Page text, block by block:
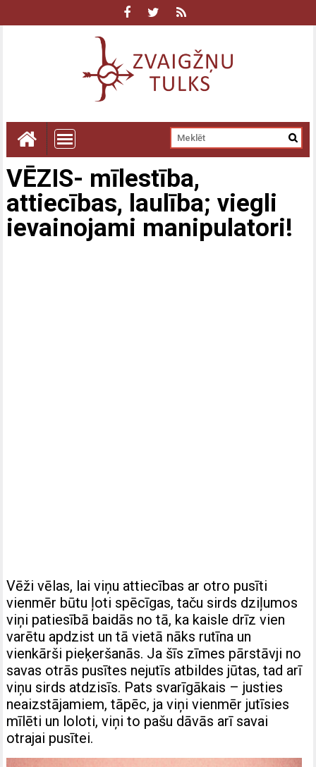
VĒZIS- mīlestība,
attiecības, laulība; viegli
ievainojami manipulatori!
Vēži vēlas, lai viņu attiecības ar otro pusīti
vienmēr būtu ļoti spēcīgas, taču sirds dziļumos
viņi patiesībā baidās no tā, ka kaisle drīz vien
varētu apdzist un tā vietā nāks rutīna un
vienkārši pieķeršanās. Ja šīs zīmes pārstāvji no
savas otrās pusītes nejutīs atbildes jūtas, tad arī
viņu sirds atdzisīs. Pats svarīgākais – justies
neaizstājamiem, tāpēc, ja viņi vienmēr jutīsies
mīlēti un loloti, viņi to pašu dāvās arī savai
otrajai pusītei.